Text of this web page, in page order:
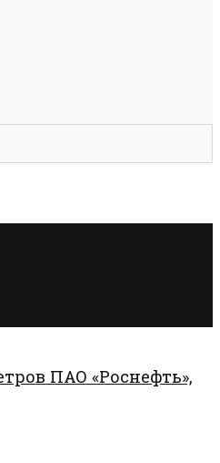
ПАО «Роснефть»,